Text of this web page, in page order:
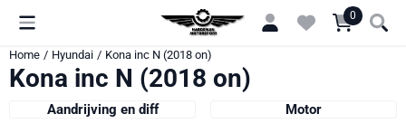
Cookievoorkeuren zijn momenteel gesloten. 0
Home / Hyundai / Kona inc N (2018 on)
Kona inc N (2018 on)
Aandrijving en diff
Motor